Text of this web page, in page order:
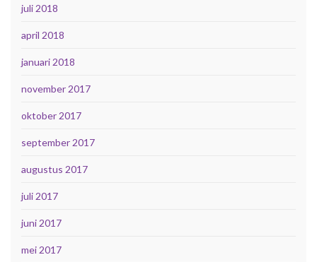
juli 2018
april 2018
januari 2018
november 2017
oktober 2017
september 2017
augustus 2017
juli 2017
juni 2017
mei 2017